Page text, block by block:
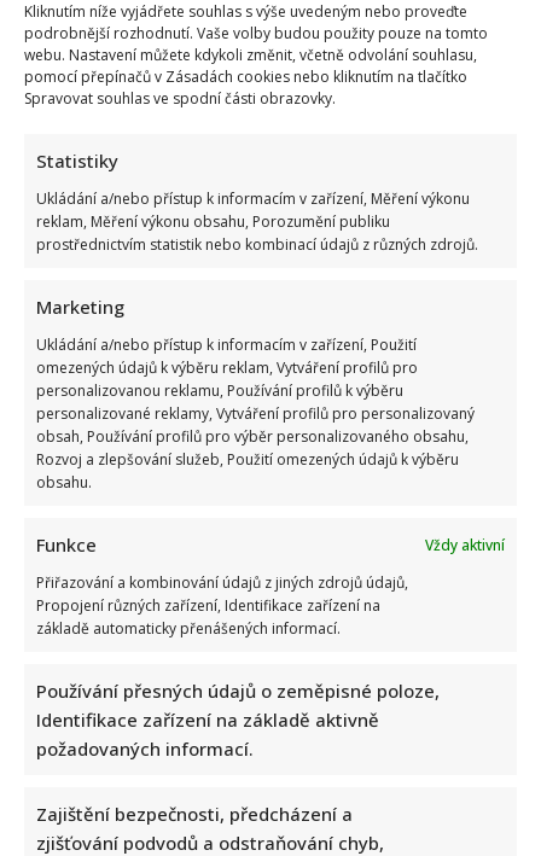
Kliknutím níže vyjádřete souhlas s výše uvedeným nebo proveďte
podrobnější rozhodnutí. Vaše volby budou použity pouze na tomto
webu. Nastavení můžete kdykoli změnit, včetně odvolání souhlasu,
pomocí přepínačů v Zásadách cookies nebo kliknutím na tlačítko
Spravovat souhlas ve spodní části obrazovky.
Statistiky
Ukládání a/nebo přístup k informacím v zařízení, Měření výkonu
reklam, Měření výkonu obsahu, Porozumění publiku
prostřednictvím statistik nebo kombinací údajů z různých zdrojů.
Marketing
Ukládání a/nebo přístup k informacím v zařízení, Použití
omezených údajů k výběru reklam, Vytváření profilů pro
personalizovanou reklamu, Používání profilů k výběru
personalizované reklamy, Vytváření profilů pro personalizovaný
obsah, Používání profilů pro výběr personalizovaného obsahu,
Rozvoj a zlepšování služeb, Použití omezených údajů k výběru
obsahu.
Funkce
Vždy aktivní
Přiřazování a kombinování údajů z jiných zdrojů údajů,
Propojení různých zařízení, Identifikace zařízení na
základě automaticky přenášených informací.
Používání přesných údajů o zeměpisné poloze,
Identifikace zařízení na základě aktivně
požadovaných informací.
Zajištění bezpečnosti, předcházení a
zjišťování podvodů a odstraňování chyb,